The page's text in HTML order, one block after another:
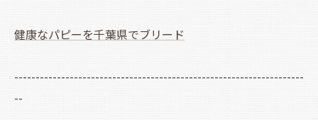
健康なパピーを千葉県でブリード
--------------------------------------------------------------------
--